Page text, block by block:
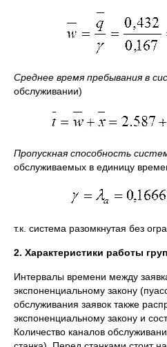
Среднее время пребывания в
обслуживании)
Пропускная способность
обслуживаемых в единицу
т.к. система разомкнутая без
2. Характеристики работы
Интервалы времени между
экспоненциальному закону
обслуживания заявок также
экспоненциальному закону и
Количество каналов